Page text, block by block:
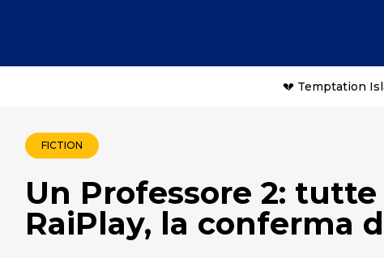
💔 Temptation
FICTION
Un Professore 2:
RaiPlay, la conferma